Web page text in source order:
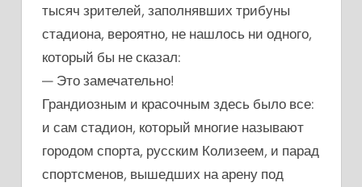
тысяч зрителей, заполнявших трибуны
стадиона, вероятно, не нашлось ни одного,
который бы не сказал:
— Это замечательно!
Грандиозным и красочным здесь было все:
и сам стадион, который многие называют
городом спорта, русским Колизеем, и парад
спортсменов, вышедших на арену под